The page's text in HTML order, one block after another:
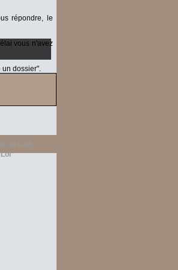
répondre, le
vous n'avez
un dossier".
E-